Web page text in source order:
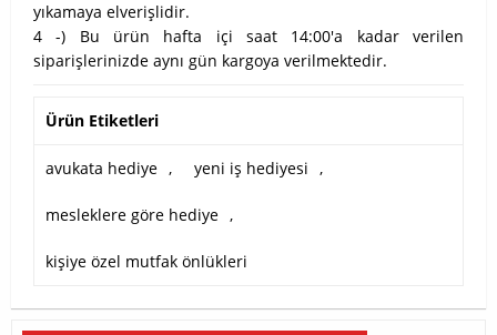
yıkamaya elverişlidir.
4 -) Bu ürün hafta içi saat 14:00'a kadar verilen
siparişlerinizde aynı gün kargoya verilmektedir.
Ürün Etiketleri
avukata hediye , yeni iş hediyesi ,
mesleklere göre hediye ,
kişiye özel mutfak önlükleri